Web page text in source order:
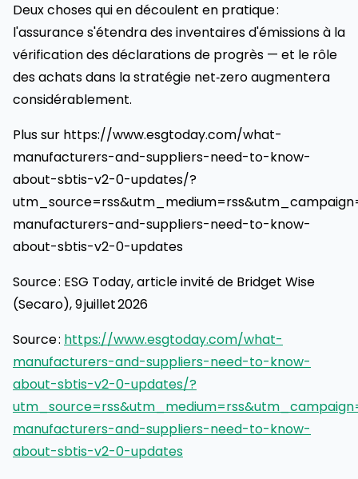
Deux choses qui en découlent en pratique :
l'assurance s'étendra des inventaires d'émissions à la
vérification des déclarations de progrès — et le rôle
des achats dans la stratégie net‑zero augmentera
considérablement.
Plus sur https://www.esgtoday.com/what-
manufacturers-and-suppliers-need-to-know-
about-sbtis-v2-0-updates/?
manufacturers-and-suppliers-need-to-know-
about-sbtis-v2-0-updates
Source : ESG Today, article invité de Bridget Wise
(Secaro), 9 juillet 2026
Source : https://www.esgtoday.com/what-
manufacturers-and-suppliers-need-to-know-
about-sbtis-v2-0-updates/?
manufacturers-and-suppliers-need-to-know-
about-sbtis-v2-0-updates